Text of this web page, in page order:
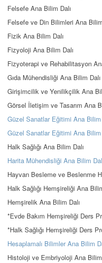
Felsefe Ana Bilim Dalı
Felsefe ve Din Bilimleri Ana
Fizik Ana Bilim Dalı
Fizyoloji Ana Bilim Dalı
Fizyoterapi ve Rehabilitasyon
Gıda Mühendisliği Ana Bilim Dalı
Girişimcilik ve Yenilikçilik Ana
Görsel İletişim ve Tasarım Ana
Güzel Sanatlar Eğitimi Ana Bilim
Güzel Sanatlar Eğitimi Ana Bilim
Halk Sağlığı Ana Bilim Dalı
Harita Mühendisliği Ana Bilim
Hayvan Besleme ve Beslenme
Halk Sağlığı Hemşireliği Ana
Hemşirelik Ana Bilim Dalı
*Evde Bakım Hemşireliği Ders
*Halk Sağlığı Hemşireliği Ders
Hesaplamalı Bilimler Ana Bilim
Histoloji ve Embriyoloji Ana Bilim